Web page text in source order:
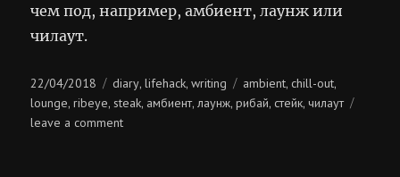
чем под, например, амбиент, лаунж или
чилаут.
Posted
on
22/04/2018 Categories
diary,lifehack,writing Tags
ambient,chill-out,
lounge,ribeye, steak, амбиент, лаунж,рибай,стейк,чилаут
leave a commenton